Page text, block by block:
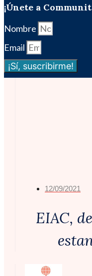
¡Únete a
Nombre
Email
¡Sí, suscribirme!
12/09/2021
EIAC,